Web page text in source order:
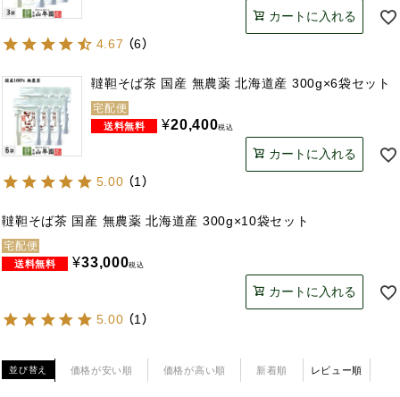
カートに入れる
4.67 （6）
韃靼そば茶 国産 無農薬 北海道産 300g×6袋セット
宅配便
¥20,400税込
カートに入れる
5.00 （1 ）
韃靼そば茶 国産 無農薬 北海道産 300g×10袋セット
宅配便
¥33,000税込
カートに入れる
5.00 （1 ）
並び替え 価格が安い順 価格が高い順 新着順 レビュー順